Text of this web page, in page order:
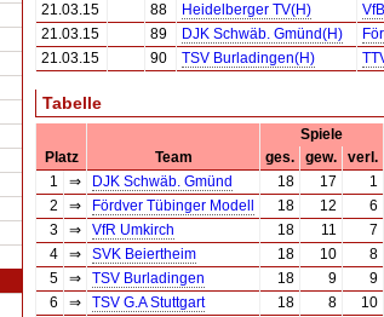
21.03.15
88 Heidelberger TV(H)
21.03.15
89 DJK Schwäb. Gmünd(H)
21.03.15
90 TSV Burladingen(H)
Tabelle
Spiele
Platz
Team ges. gew. verl.
1
⇒ DJK Schwäb. Gmünd 18 17 1
2
⇒ Fördver Tübinger Modell 18 12 6
3
⇒ VfR Umkirch 18 11 7
4
⇒ SVK Beiertheim 18 10 8
5
⇒ TSV Burladingen 18 9 9
6
⇒ TSV G.A Stuttgart 18 8 10